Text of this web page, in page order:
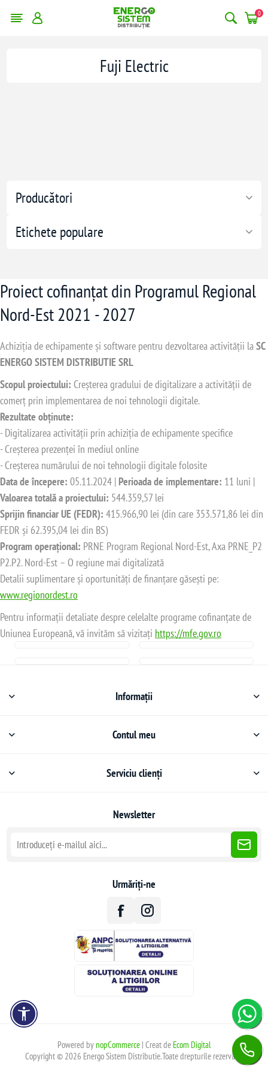
0
Producători
Etichete populare
Fuji Electric
Proiect cofinanțat din Programul Regional
Nord-Est 2021 - 2027
Achiziția de echipamente și software pentru dezvoltarea activității laSC
ENERGO SISTEM DISTRIBUTIE SRL
Scopul proiectului: Creșterea gradului de digitalizare a activității de
comerț prin implementarea de noi tehnologii digitale.
Rezultate obținute:
- Digitalizarea activității prin achiziția de echipamente specifice
- Creșterea prezenței în mediul online
- Creșterea numărului de noi tehnologii digitale folosite
Data de începere: 05.11.2024 | Perioada de implementare: 11 luni |
Valoarea totală a proiectului: 544.359,57 lei
Sprijin financiar UE (FEDR): 415.966,90 lei (din care 353.571,86 lei din
FEDR și 62.395,04 lei din BS)
Program operațional: PRNE Program Regional Nord-Est, Axa PRNE_P2
P2.P2. Nord-Est – O regiune mai digitalizată
Detalii suplimentare și oportunități de finanțare găsești pe:
www.regionordest.ro
Pentru informații detaliate despre celelalte programe cofinanțate de
Uniunea Europeană, vă invităm să vizitați https://mfe.gov.ro
Informații
Contul meu
Serviciu clienți
Newsletter
Urmăriți-ne
Powered bynopCommerce| Creat de Ecom Digital
Copyright © 2026 Energo Sistem Distributie.Toate drepturile rezervate.